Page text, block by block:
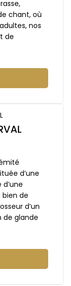
chant, où
nos
de
d’une
de
d’un
de glande